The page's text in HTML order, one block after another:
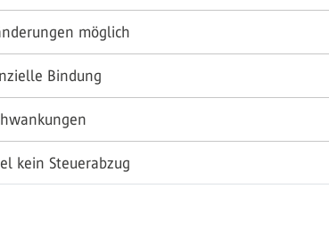
möglich
Bindung
kein Steuerabzug